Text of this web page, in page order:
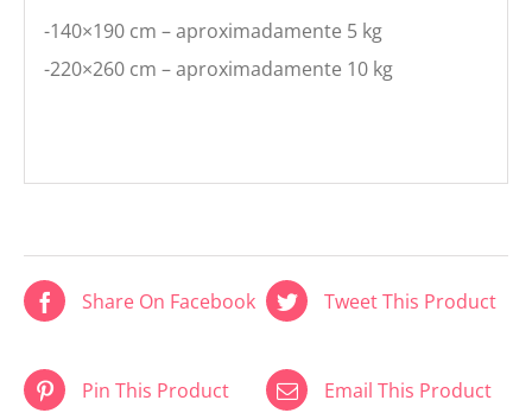
-140×190 cm – aproximadamente 5 kg
-220×260 cm – aproximadamente 10 kg
Share On Facebook Tweet This Product
Pin This Product Email This Product